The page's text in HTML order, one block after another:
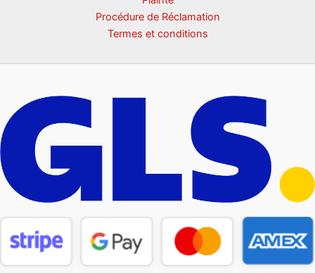
Procédure de Réclamation
Termes et conditions